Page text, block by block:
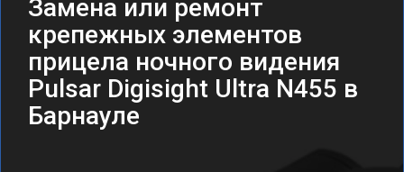
Замена или ремонт
крепежных элементов
прицела ночного видения
Pulsar Digisight Ultra N455 в
Барнауле